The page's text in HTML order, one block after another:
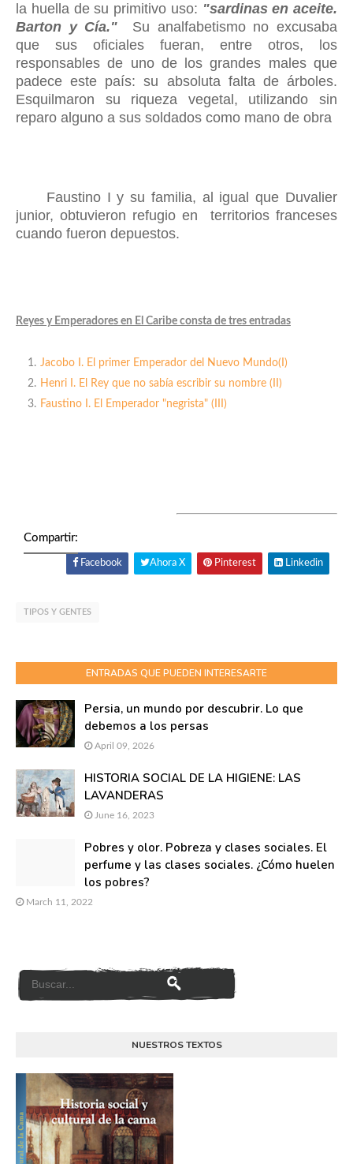
la huella de su primitivo uso: "sardinas en aceite.
Barton y Cía." Su analfabetismo no excusaba
que sus oficiales fueran, entre otros, los
responsables de uno de los grandes males que
padece este país: su absoluta falta de árboles.
Esquilmaron su riqueza vegetal, utilizando sin
reparo alguno a sus soldados como mano de obra
Faustino I y su familia, al igual que Duvalier
junior, obtuvieron refugio en territorios franceses
cuando fueron depuestos.
Reyes y Emperadores en El Caribe consta de tres entradas
Jacobo I. El primer Emperador del Nuevo Mundo(I)
Henri I. El Rey que no sabía escribir su nombre (II)
Faustino I. El Emperador "negrista" (III)
Compartir:
Facebook Ahora X Pinterest Linkedin
TIPOS Y GENTES
ENTRADAS QUE PUEDEN INTERESARTE
Persia, un mundo por descubrir. Lo que
debemos a los persas
April 09, 2026
HISTORIA SOCIAL DE LA HIGIENE: LAS
LAVANDERAS
June 16, 2023
Pobres y olor. Pobreza y clases sociales. El
perfume y las clases sociales. ¿Cómo huelen
los pobres?
March 11, 2022
NUESTROS TEXTOS